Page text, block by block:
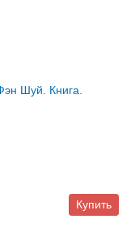
Шуй. Книга.
Купить